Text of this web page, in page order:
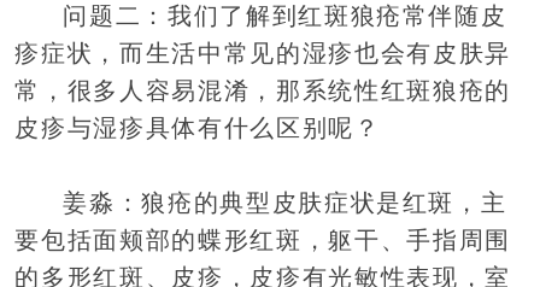
问题二：我们了解到红斑狼疮常伴随皮
疹症状，而生活中常见的湿疹也会有皮肤异
常，很多人容易混淆，那系统性红斑狼疮的
皮疹与湿疹具体有什么区别呢？
姜淼：狼疮的典型皮肤症状是红斑，主
要包括面颊部的蝶形红斑，躯干、手指周围
的多形红斑、皮疹，皮疹有光敏性表现，室